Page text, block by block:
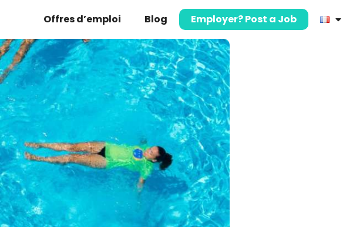
Offres d’emploi Blog Employer? Post a Job